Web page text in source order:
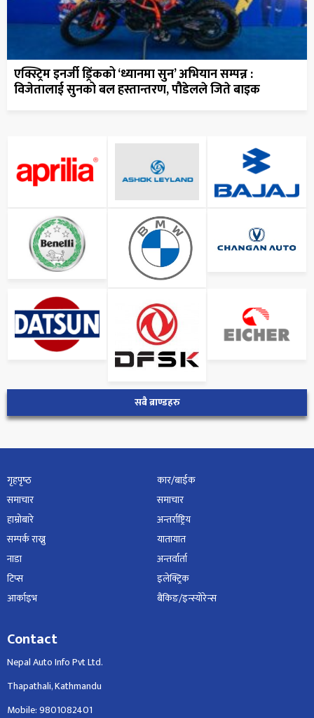
एक्स्ट्रिम इनर्जी ड्रिंकको ‘ध्यानमा सुन’ अभियान सम्पन्न :
विजेतालाई सुनको बल हस्तान्तरण, पौडेलले जिते बाइक
सबै ब्राण्डहरु
गृहपृष्‍ठ
समाचार
हाम्रोबारे
सम्पर्क राख्नु
नाडा
टिप्स
आर्काइभ
कार/बाईक
समाचार
अन्तर्राष्ट्रिय
यातायात
अन्तर्वार्ता
इलेक्ट्रिक
बैंकिङ/इन्स्योरेन्स
Contact
Nepal Auto Info Pvt Ltd.
Thapathali, Kathmandu
Mobile: 9801082401